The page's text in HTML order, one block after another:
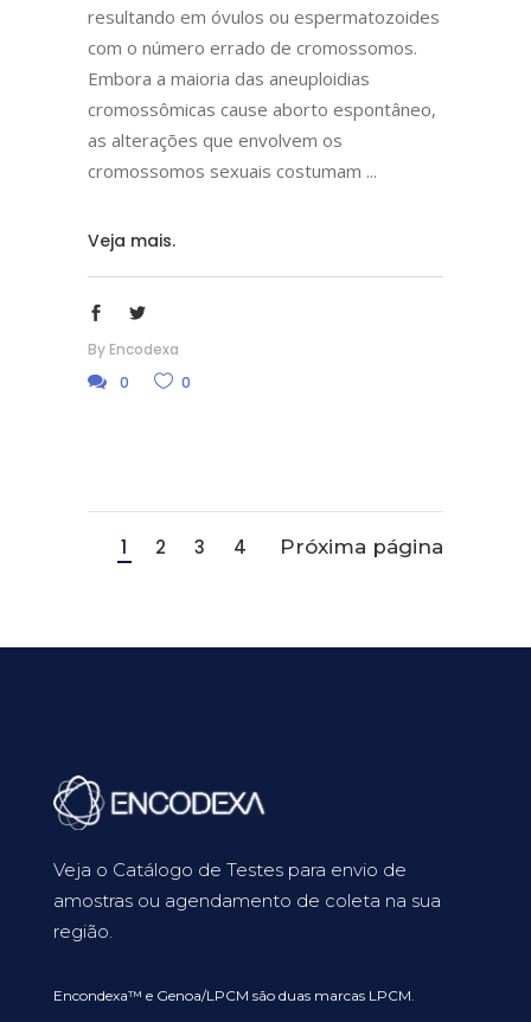
resultando em óvulos ou espermatozoides
com o número errado de cromossomos.
Embora a maioria das aneuploidias
cromossômicas cause aborto espontâneo,
as alterações que envolvem os
cromossomos sexuais costumam
Veja mais.
By Encodexa
0
0
1 2 3 4 Próxima página
Veja o Catálogo de Testes para envio de
amostras ou agendamento de coleta na sua
região.
Encondexa™ e Genoa/LPCM são duas marcas LPCM.